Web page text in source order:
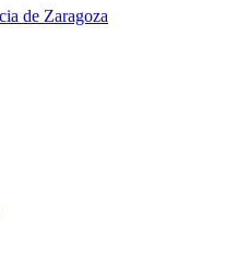
de Zaragoza